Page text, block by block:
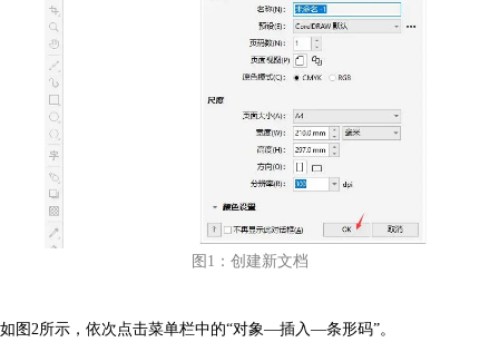
图1：创建新文档
如图2所示，依次点击菜单栏中的“对象—插入—条形码”。